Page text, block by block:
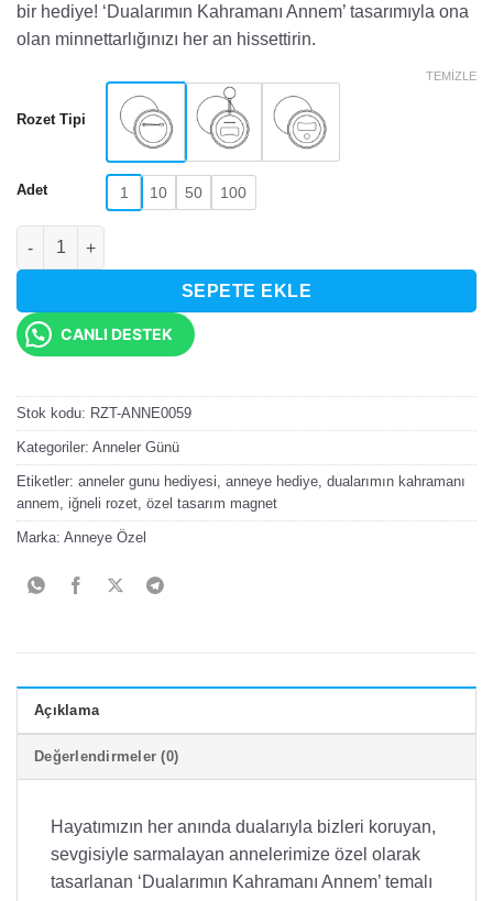
bir hediye! ‘Dualarımın Kahramanı Annem’ tasarımıyla ona
olan minnettarlığınızı her an hissettirin.
Rozet Tipi
Adet 1 10 50 100
TEMIZLE
Dualarımın Kahramanı Annem Tasarımlı Rozet adet
SEPETE EKLE
CANLI DESTEK
Stok kodu: RZT-ANNE0059
Kategoriler: Anneler Günü
Etiketler: anneler gunu hediyesi, anneye hediye, dualarımın kahramanı
annem, iğneli rozet, özel tasarım magnet
Marka: Anneye Özel
Açıklama
Değerlendirmeler (0)
Hayatımızın her anında dualarıyla bizleri koruyan,
sevgisiyle sarmalayan annelerimize özel olarak
tasarlanan ‘Dualarımın Kahramanı Annem’ temalı